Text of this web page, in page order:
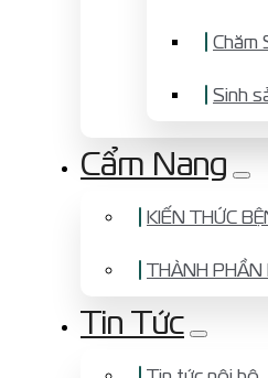
Chăm
Sinh
Cẩm Nang
KIẾN THỨC
THÀNH PHẦN
Tin Tức